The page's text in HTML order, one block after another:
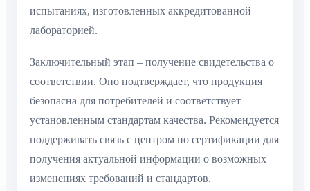
испытаниях, изготовленных аккредитованной
лабораторией.
Заключительный этап – получение свидетельства о
соответствии. Оно подтверждает, что продукция
безопасна для потребителей и соответствует
установленным стандартам качества. Рекомендуется
поддерживать связь с центром по сертификации для
получения актуальной информации о возможных
изменениях требований и стандартов.